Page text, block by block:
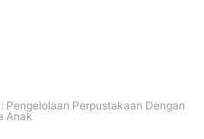
Pengelolaan Perpustakaan Dengan
Anak